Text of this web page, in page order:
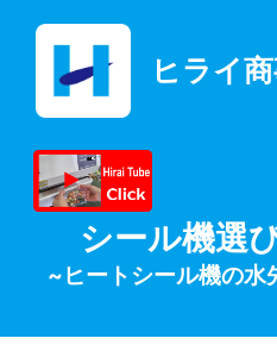
ヒライ
シール機選
~ヒートシール機の水